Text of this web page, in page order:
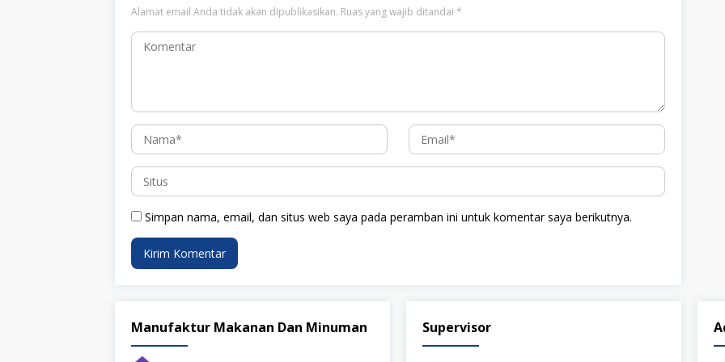
Alamat email Anda tidak akan dipublikasikan. Ruas yang wajib ditandai *
Simpan nama, email, dan situs web saya pada peramban ini untuk komentar saya berikutnya.
Manufaktur Makanan Dan Minuman Supervisor